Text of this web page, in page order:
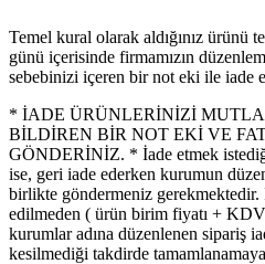
Temel kural olarak aldığınız ürünü
günü içerisinde firmamızın
sebebinizi içeren bir not eki ile iade
* İADE ÜRÜNLERİNİZİ
BİLDİREN BİR NOT EKİ VE
GÖNDERİNİZ. * İade etmek
ise, geri iade ederken kurumun
birlikte göndermeniz gerekmektedir.
edilmeden ( ürün birim fiyatı +
kurumlar adına düzenlenen sipariş
kesilmediği takdirde